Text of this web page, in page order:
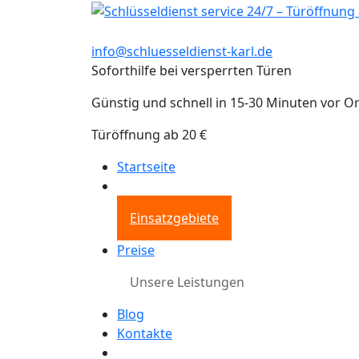
info@schluesseldienst-karl.de
Soforthilfe bei versperrten Türen
Günstig und schnell in 15-30 Minuten vor
Türöffnung ab 20 €
Startseite
Einsatzgebiete
Preise
Unsere Leistungen
Blog
Kontakte